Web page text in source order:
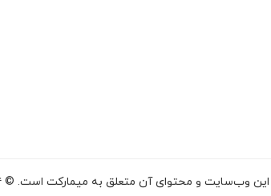
وب‌سایت و محتوای آن متعلق به میمارکت است. © ۲۰۲۴.